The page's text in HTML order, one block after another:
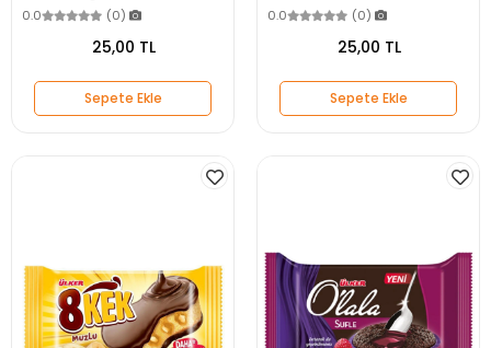
0.0 (0)
25,00 TL
Sepete Ekle
0.0 (0)
25,00 TL
Sepete Ekle